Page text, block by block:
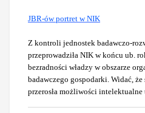
JBR-ów portret w NIK
Z kontroli jednostek badawczo-
przeprowadziła NIK w końcu ub.
bezradności władzy w obszarze
badawczego gospodarki. Widać,
przerosła możliwości